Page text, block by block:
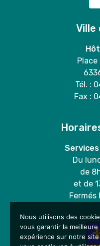
Ville
Tél. :
Fax :
Du
de
et de
Fermés
Nous utilisons des
vous garantir la meilleure
expérience sur notre